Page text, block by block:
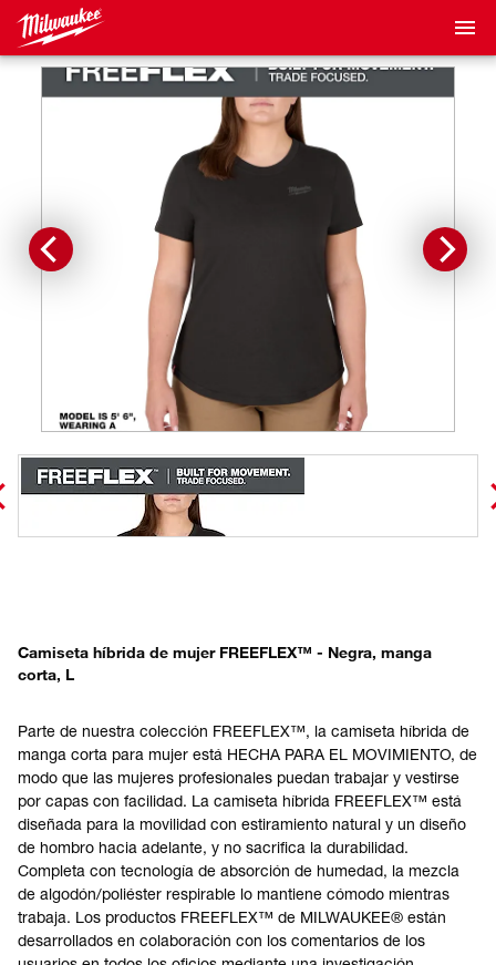
Camiseta híbrida de mujer FREEFLEX™ - Negra, manga
corta, L
Parte de nuestra colección FREEFLEX™, la camiseta híbrida de
manga corta para mujer está HECHA PARA EL MOVIMIENTO, de
modo que las mujeres profesionales puedan trabajar y vestirse
por capas con facilidad. La camiseta híbrida FREEFLEX™ está
diseñada para la movilidad con estiramiento natural y un diseño
de hombro hacia adelante, y no sacrifica la durabilidad.
Completa con tecnología de absorción de humedad, la mezcla
de algodón/poliéster respirable lo mantiene cómodo mientras
trabaja. Los productos FREEFLEX™ de MILWAUKEE® están
desarrollados en colaboración con los comentarios de los